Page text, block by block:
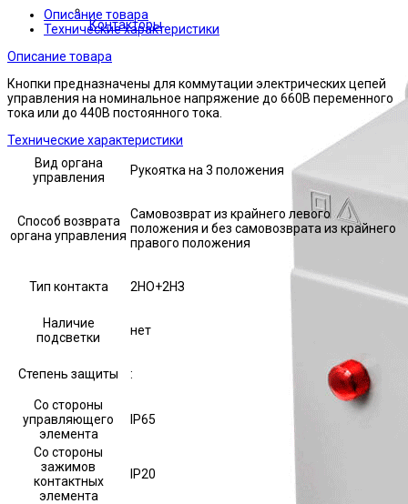
Контакторы
Описание товара
Технические характеристики
Описание товара
Кнопки предназначены для коммутации электрических цепей
управления на номинальное напряжение до 660В переменного
тока или до 440В постоянного тока.
Технические характеристики
Вид органа
управления
Рукоятка на 3 положения
Способ возврата
органа управления
Самовозврат из крайнего левого
положения и без самовозврата из крайнего
правого положения
Тип контакта 2НО+2НЗ
Наличие
подсветки
нет
Степень защиты :
Со стороны
управляющего
элемента
IP65
Со стороны
зажимов
контактных
элемента
IP20